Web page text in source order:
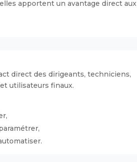
apportent un avantage direct aux
direct des dirigeants, techniciens,
utilisateurs finaux.